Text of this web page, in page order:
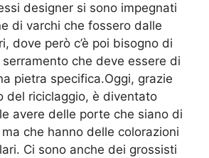
designer si sono impegnati
di varchi che fossero dalle
dove però c’è poi bisogno di
che deve essere di
pietra specifica.Oggi, grazie
del riciclaggio, è diventato
avere delle porte che siano di
che hanno delle colorazioni
Ci sono anche dei grossisti